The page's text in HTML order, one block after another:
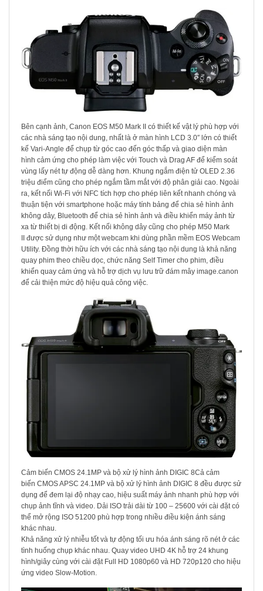
Bên cạnh ảnh, Canon EOS M50 Mark II có thiết kế vật lý phù hợp với
các nhà sáng tạo nội dung, nhất là ở màn hình LCD 3.0″ lớn có thiết
kế Vari-Angle để chụp từ góc cao đến góc thấp và giao diện màn
hình cảm ứng cho phép làm việc với Touch và Drag AF để kiểm soát
vùng lấy nét tự động dễ dàng hơn. Khung ngắm điện tử OLED 2.36
triệu điểm cũng cho phép ngắm tầm mắt với độ phân giải cao. Ngoài
ra, kết nối Wi-Fi với NFC tích hợp cho phép liên kết nhanh chóng và
thuận tiện với smartphone hoặc máy tính bảng để chia sẻ hình ảnh
không dây, Bluetooth để chia sẻ hình ảnh và điều khiển máy ảnh từ
xa từ thiết bị di động. Kết nối không dây cũng cho phép M50 Mark
II được sử dụng như một webcam khi dùng phần mềm EOS Webcam
Utility. Đồng thời hữu ích với các nhà sáng tạo nội dung là khả năng
quay phim theo chiều dọc, chức năng Self Timer cho phim, điều
khiển quay cảm ứng và hỗ trợ dịch vụ lưu trữ đám mây image.canon
để cải thiện mức độ hiệu quả công việc.
Cảm biến CMOS 24.1MP và bộ xử lý hình ảnh DIGIC 8Cả cảm
biến CMOS APSC 24.1MP và bộ xử lý hình ảnh DIGIC 8 đều được sử
dụng để đem lại độ nhạy cao, hiệu suất máy ảnh nhanh phù hợp với
chụp ảnh tĩnh và video. Dải ISO trải dài từ 100 – 25600 với cài đặt có
thể mở rộng ISO 51200 phù hợp trong nhiều điều kiện ánh sáng
khác nhau.
Khả năng xử lý nhiễu tốt và tự động tối ưu hóa ánh sáng rõ nét ở các
tình huống chụp khác nhau. Quay video UHD 4K hỗ trợ 24 khung
hình/giây cùng với cài đặt Full HD 1080p60 và HD 720p120 cho hiệu
ứng video Slow-Motion.